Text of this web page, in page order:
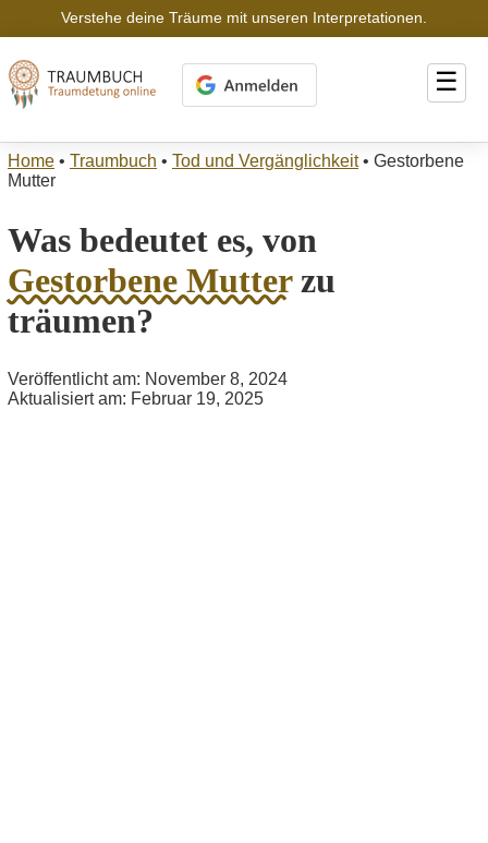
Verstehe deine Träume mit unseren Interpretationen.
☰
Home • Traumbuch • Tod und Vergänglichkeit • Gestorbene
Mutter
Was bedeutet es, von
Gestorbene Mutterzu
träumen?
Veröffentlicht am: November 8, 2024
Aktualisiert am: Februar 19, 2025